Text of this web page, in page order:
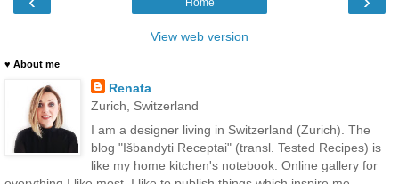
View web version
♥ About me
Renata
Zurich, Switzerland
I am a designer living in Switzerland (Zurich). The
blog "Išbandyti Receptai" (transl. Tested Recipes) is
like my home kitchen's notebook. Online gallery for